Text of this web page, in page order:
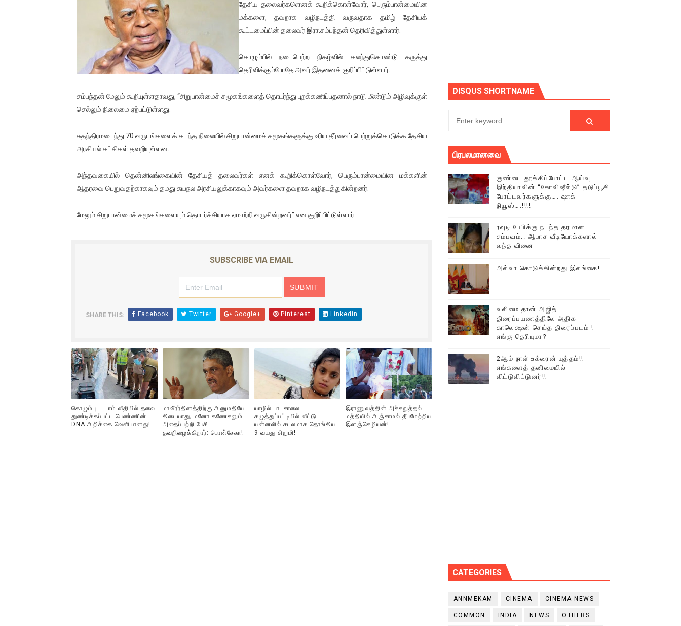
01/11/2021 Scotland ல் நடைபெறும் கண்டனப் போராட்டத்திற்கு கலந்துகொள்ளுமாறு அன்புரிமையோடு அழைக்கின்றோம்.
பாலச்சந்திரன் மற்றும் தன்னிடம் படித்த மாணவர்கள் தொடர்பில் நாடாளுமன்றத்தில் பகிரங்க கேள்வி
பிரிட்டனால் கடத்தப்படும் நிலையில் இலங்கைத் தமிழ் குடும்பம்!! நடந்தது என்ன
கைது செய்யப்பட்ட இளைஞன் உயிரிழப்பு - கொதித்தெழுந்த பிரதேசவாசிகள்!
சிறுமியை பாலியல் வன்கொடுமை செய்த முதியவருக்கு வழங்கப்பட்ட தண்டனை
பிரபல நடிகை தூக்கிட்டு தற்கொலை!
வடிவேலுவுக்கு நீதிமன்றம் விதித்துள்ள அதிரடி உத்தரவு!
தியாகதீபம் லெப்.கேணல் திலீபன், கேணல் சங்கர் ஆகியோரின் நினைவெழுச்சி நாள் - 26.09.2021 சுவிஸ் (செய்தியும்,படங்களும்..)
ஐ.நா முன்றலில் சீரற்ற காலநிலையிலும் தமிழின அழிப்பிற்கு நீதி கேட்டு நடைபெற்ற கவனயீர்ப்புப் போராட்டத்தில் திரண்ட தமிழ்மக்கள்!!
இளையராஜா – கமல் அவசர சந்திப்பு (படங்கள், விடியோ)
ஜனாதிபதி ஐக்கிய நாடுகளின் பொதுச் சபை கூட்டத்தில் இன்று உரை
32 CM விநோத கன்றுக்குட்டி! (வீடியோ)
தேசிய தலைவர்களெனக் கூறிக்கொள்வோர், பெரும்பான்மையின
மக்களை, தவறாக வழிநடத்தி வருவதாக தமிழ் தேசியக்
கூட்டமைப்பின் தலைவர் இரா.சம்பந்தன் தெரிவித்துள்ளார்.
கொழும்பில் நடைபெற்ற நிகழ்வில் கலந்துகொண்டு கருத்து
தெரிவிக்கும்போதே அவர் இதனைக் குறிப்பிட்டுள்ளார்.
சம்பந்தன் மேலும் கூறியுள்ளதாவது, “சிறுபான்மைச் சமூகங்களைத் தொடர்ந்து புறக்கணிப்பதனால் நாடு மீண்டும் அழிவுக்குள்
செல்லும் நிலைமை ஏற்பட்டுள்ளது.
சுதந்திரமடைந்து 70 வருடங்களைக் கடந்த நிலையில் சிறுபான்மைச் சமூகங்களுக்கு உரிய தீர்வைப் பெற்றுக்கொடுக்க தேசிய
அரசியல் கட்சிகள் தவறியுள்ளன.
அந்தவகையில் தென்னிலங்கையின் தேசியத் தலைவர்கள் எனக் கூறிக்கொள்வோர், பெரும்பான்மையின மக்களின்
ஆதரவை பெறுவதற்காகவும் தமது சுயநல அரசியலுக்காகவும் அவர்களை தவறாக வழிநடத்துகின்றனர்.
மேலும் சிறுபான்மைச் சமூகங்களையும் தொடர்ச்சியாக ஏமாற்றி வருகின்றனர்” என குறிப்பிட்டுள்ளார்.
SUBSCRIBE VIA EMAIL
SHARE THIS: Facebook Twitter Google+ Pinterest Linkedin
கொழும்பு – டாம் வீதியில் தலை
துண்டிக்கப்பட்ட பெண்ணின்
DNA அறிக்கை வௌியானது!
மாவீரர்தினத்திற்கு அனுமதியே
கிடையாது; மனோ கணேசனும்
அதைப்பற்றி பேசி
தவறிழைக்கிறார்: பொன்சேகா!
யாழில் பாடசாலை
கழுத்துப்பட்டியில் வீட்டு
யன்னலில் சடலமாக தொங்கிய
9 வயது சிறுமி!
இராணுவத்தின் அச்சறுத்தல்
மத்தியில் அஞ்சாமல் தீபமேற்றிய
இளஞ்செழியன்!
DISQUS SHORTNAME
பிரபலமானவை
குண்டை தூக்கிப்போட்ட ஆய்வு….
இந்தியாவின் “கோவிஷீல்டு” தடுப்பூசி
போட்டவர்களுக்கு…. ஷாக்
நியூஸ்….!!!!
ரவுடி பேபிக்கு நடந்த தரமான
சம்பவம்.. ஆபாச வீடியோக்களால்
வந்த வினை
அல்வா கொடுக்கின்றது இலங்கை!
வலிமை தான் அஜித்
திரைப்பயணத்திலே அதிக
காலெக்ஷன் செய்த திரைப்படம் !
எங்கு தெரியுமா?
2ஆம் நாள் உக்ரைன் யுத்தம்!!
எங்களைத் தனிமையில்
விட்டுவிட்டுனர்!!
CATEGORIES
ANNMEKAM CINEMA CINEMA NEWS
COMMON INDIA NEWS OTHERS